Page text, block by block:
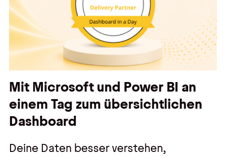
Mit Microsoft und Power BI an
einem Tag zum übersichtlichen
Dashboard
Deine Daten besser verstehen,
Kontakt
Kontakt, Impressum
Datenschutz
AGBs
Hinweisgebersystem